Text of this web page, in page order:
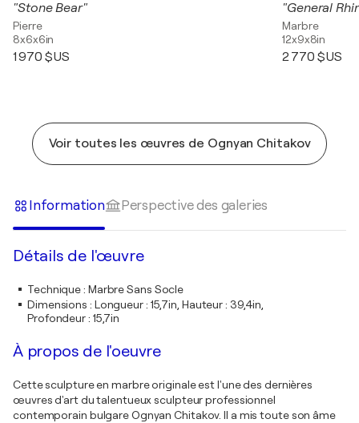
"Stone Bear"
Pierre
8x6x6in
1 970 $US
"General
Marbre
12x9x8in
2 770 $US
Voir toutes les œuvres de Ognyan Chitakov
Information Perspective des galeries
Détails de l'œuvre
Technique: Marbre Sans Socle
Dimensions : Longueur : 15,7in, Hauteur : 39,4in,
Profondeur : 15,7in
À propos de l'oeuvre
Cette sculpture en marbre originale est l'une des dernières
œuvres d'art du talentueux sculpteur professionnel
contemporain bulgare Ognyan Chitakov. Il a mis toute son âme